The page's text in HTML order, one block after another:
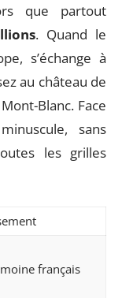
que partout
. Quand le
s’échange à
au château de
Blanc. Face
sans
les grilles
français